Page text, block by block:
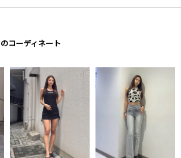
コーディネート